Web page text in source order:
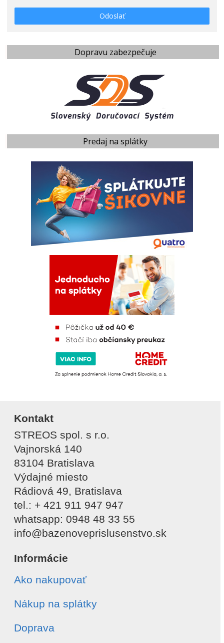
Odoslať
Dopravu zabezpečuje
Predaj na splátky
Kontakt
STREOS spol. s r.o.
Vajnorská 140
83104 Bratislava
Výdajné miesto
Rádiová 49, Bratislava
tel.: + 421 911 947 947
whatsapp: 0948 48 33 55
info@bazenoveprislusenstvo.sk
Informácie
Ako nakupovať
Nákup na splátky
Doprava